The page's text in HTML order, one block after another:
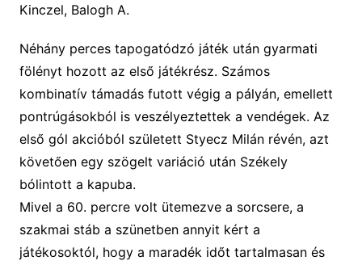
Kinczel, Balogh A.
Néhány perces tapogatódzó játék után gyarmati
fölényt hozott az első játékrész. Számos
kombinatív támadás futott végig a pályán, emellett
pontrúgásokból is veszélyeztettek a vendégek. Az
első gól akcióból született Styecz Milán révén, azt
követően egy szögelt variáció után Székely
bólintott a kapuba.
Mivel a 60. percre volt ütemezve a sorcsere, a
szakmai stáb a szünetben annyit kért a
játékosoktól, hogy a maradék időt tartalmasan és